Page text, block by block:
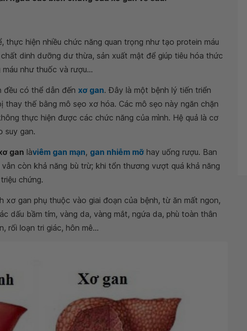
thực hiện nhiều chức năng quan trọng như tạo protein máu
dinh dưỡng dư thừa, sản xuất mật để giúp tiêu hóa thức
như thuốc và rượu...
đều có thể dẫn đến xơ gan. Đây là một bệnh lý tiến triển
thay thế bằng mô sẹo xơ hóa. Các mô sẹo này ngăn chặn
thực hiện được các chức năng của mình. Hệ quả là cơ
suy gan.
gan làviêm gan mạn, gan nhiễm mỡ hay uống rượu. Ban
còn khả năng bù trừ; khi tổn thương vượt quá khả năng
chứng.
xơ gan phụ thuộc vào giai đoạn của bệnh, từ ăn mất ngon,
dấu bầm tím, vàng da, vàng mắt, ngứa da, phù toàn thân
rối loạn tri giác, hôn mê...